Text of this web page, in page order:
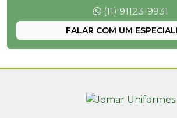
(11) 91123-9931
FALAR COM UM